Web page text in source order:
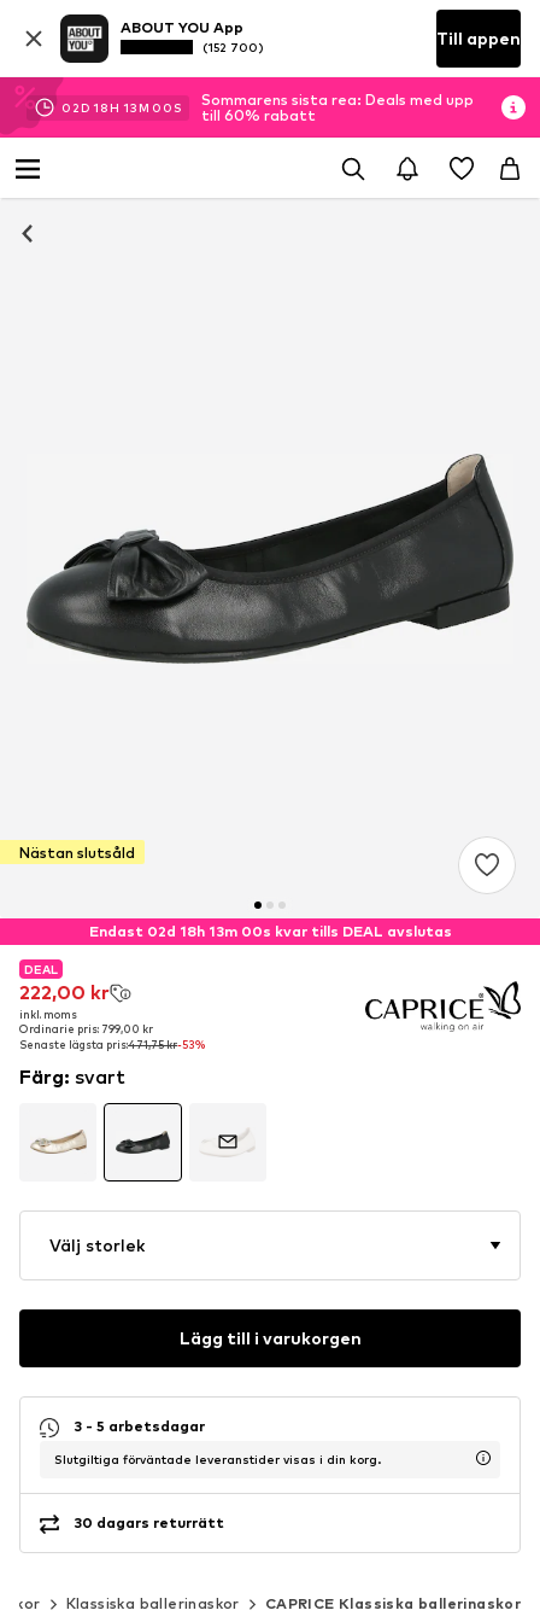
ABOUT YOU App
(152 700) Till appen
02D 18H 12M 59S
Sommarens sista rea: Deals med upp
till 60% rabatt
Nästan slutsåld
Endast 02d 18h 12m 59s kvar tills DEAL avslutas
DEAL
222,00 kr
inkl. moms
Ordinarie pris: 799,00 kr
Senaste lägsta pris:471,75 kr-53%
DEAL
222,00 kr
inkl. moms
Ordinarie pris: 799,00 kr
Senaste lägsta pris:471,75 kr-53%
Färg: svart
Välj storlek
Lägg till i varukorgen
3 - 5 arbetsdagar
Slutgiltiga förväntade leveranstider visas i din korg.
30 dagars returrätt
Klassiska ballerinaskor CAPRICE Klassiska ballerinaskor